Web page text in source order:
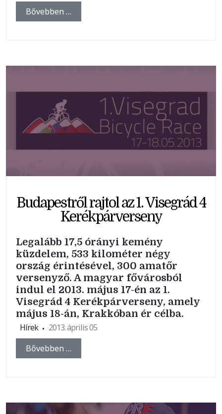
Bővebben …
Budapestről rajtol az 1. Visegrád 4
Kerékpárverseny
Legalább 17,5 órányi kemény
küzdelem, 533 kilométer négy
ország érintésével, 300 amatőr
versenyző. A magyar fővárosból
indul el 2013. május 17-én az 1.
Visegrád 4 Kerékpárverseny, amely
május 18-án, Krakkóban ér célba.
Hírek
2013. április 05
Bővebben …